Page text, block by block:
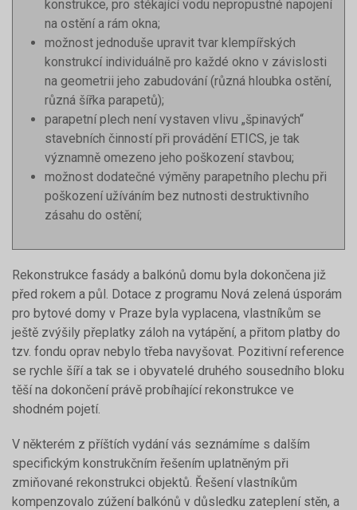
konstrukce, pro stékající vodu nepropustné napojení
na ostění a rám okna;
možnost jednoduše upravit tvar klempířských
konstrukcí individuálně pro každé okno v závislosti
na geometrii jeho zabudování (různá hloubka ostění,
různá šířka parapetů);
parapetní plech není vystaven vlivu „špinavých“
stavebních činností při provádění ETICS, je tak
významně omezeno jeho poškození stavbou;
možnost dodatečné výměny parapetního plechu při
poškození užíváním bez nutnosti destruktivního
zásahu do ostění;
Rekonstrukce fasády a balkónů domu byla dokončena již
před rokem a půl. Dotace z programu Nová zelená úsporám
pro bytové domy v Praze byla vyplacena, vlastníkům se
ještě zvýšily přeplatky záloh na vytápění, a přitom platby do
tzv. fondu oprav nebylo třeba navyšovat. Pozitivní reference
se rychle šíří a tak se i obyvatelé druhého sousedního bloku
těší na dokončení právě probíhající rekonstrukce ve
shodném pojetí.
V některém z příštích vydání vás seznámíme s dalším
specifickým konstrukčním řešením uplatněným při
zmiňované rekonstrukci objektů. Řešení vlastníkům
kompenzovalo zúžení balkónů v důsledku zateplení stěn, a